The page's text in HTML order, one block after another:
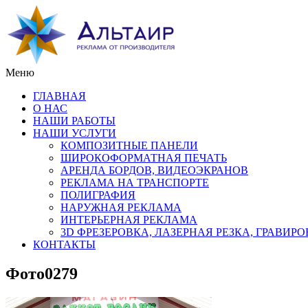
Меню
ГЛАВНАЯ
О НАС
НАШИ РАБОТЫ
НАШИ УСЛУГИ
КОМПОЗИТНЫЕ ПАНЕЛИ
ШИРОКОФОРМАТНАЯ ПЕЧАТЬ
АРЕНДА БОРДОВ, ВИДЕОЭКРАНОВ
РЕКЛАМА НА ТРАНСПОРТЕ
ПОЛИГРАФИЯ
НАРУЖНАЯ РЕКЛАМА
ИНТЕРЬЕРНАЯ РЕКЛАМА
3D ФРЕЗЕРОВКА, ЛАЗЕРНАЯ РЕЗКА,
КОНТАКТЫ
Фото0279